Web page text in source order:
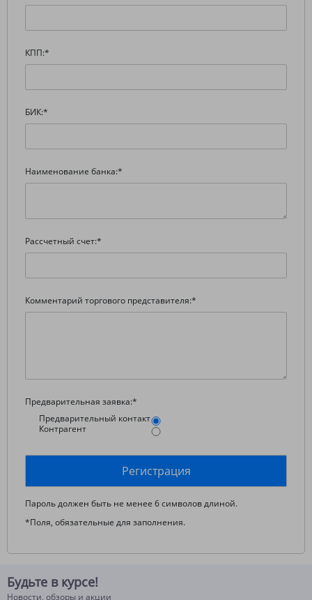
КПП:*
БИК:*
Наименование банка:*
Рассчетный счет:*
Комментарий торгового представителя:*
Предварительная заявка:*
Предварительный контакт
Контрагент
Пароль должен быть не менее 6 символов длиной.
*Поля, обязательные для заполнения.
Будьте в курсе!
Новости, обзоры и акции